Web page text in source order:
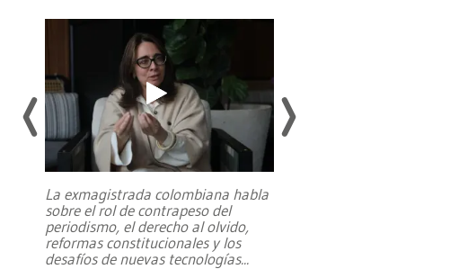
La exmagistrada colombiana habla
sobre el rol de contrapeso del
periodismo, el derecho al olvido,
reformas constitucionales y los
desafíos de nuevas tecnologías...